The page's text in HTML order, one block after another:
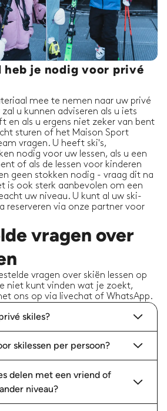
heb je nodig voor privé
mee te nemen naar uw privé
u kunnen adviseren als u iets
en als u ergens niet zeker van bent
sturen of het Maison Sport
vragen. U heeft ski's,
nodig voor uw lessen, als u een
of als de lessen voor kinderen
geen stokken nodig - vraag dit na
is ook sterk aanbevolen om een
uw niveau. U kunt al uw ski-
reserveren via onze partner voor
vragen over
vragen over skiën lessen op
niet kunt vinden wat je zoekt,
ons op via livechat of WhatsApp.
skiles?
skilessen per persoon?
delen met een vriend of
niveau?